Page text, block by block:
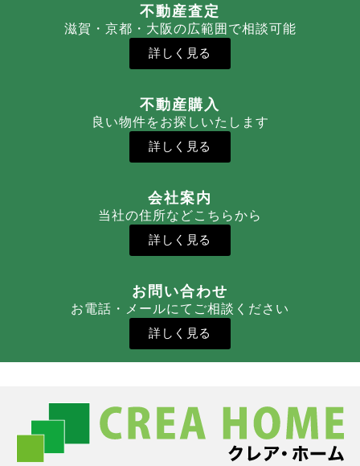
不動産査定
滋賀・京都・大阪の広範囲で相談可能
詳しく見る
不動産購入
良い物件をお探しいたします
詳しく見る
会社案内
当社の住所などこちらから
詳しく見る
お問い合わせ
お電話・メールにてご相談ください
詳しく見る